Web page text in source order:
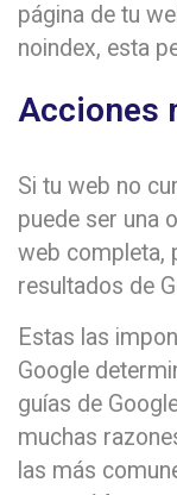
página de tu
noindex, esta
Acciones
Si tu web no
puede ser una
web completa,
resultados de
Estas las
Google
guías de
muchas
las más